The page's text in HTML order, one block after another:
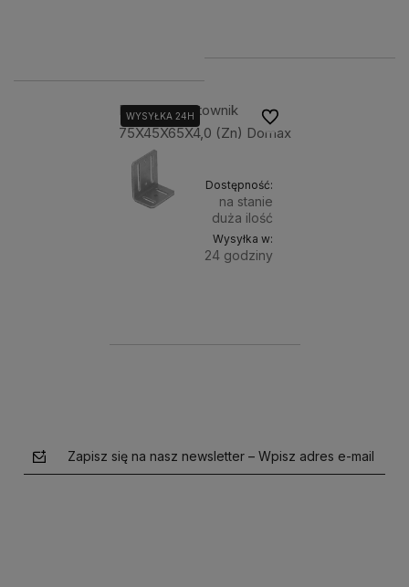
koszyka
Dmx Kr 3 Kątownik
75X45X65X4,0 (Zn) Domax
WYSYŁKA 24H
Dostępność:
na stanie
duża ilość
Wysyłka w:
24 godziny
Do ulubionych
Zapisz się na nasz newsletter – Wpisz adres e-mail